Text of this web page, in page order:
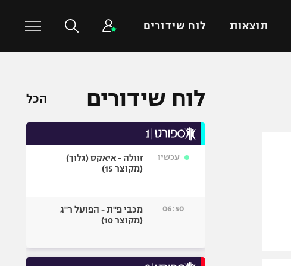
תוצאות לוח שידורים
כדורסל עולמי
כדורעף
שחייה
ספורט אולימפי
היאבקות WWE
לוח שידורים הכל
עכשיו
זוולה - איאקס (גלוך)
(מקוצר 15)
06:50
מכבי פ"ת - הפועל ר"ג
(מקוצר 10)